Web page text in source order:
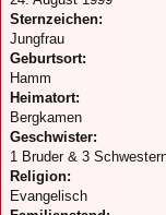
sa
n
ch
Sternzeichen:
Jungfrau
Geburtsort:
Hamm
Heimatort:
Bergkamen
Geschwister:
1 Bruder & 3
Religion:
Evangelisch